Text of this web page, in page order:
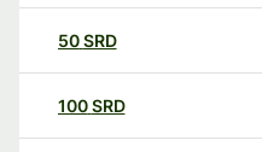
50SRD
100SRD